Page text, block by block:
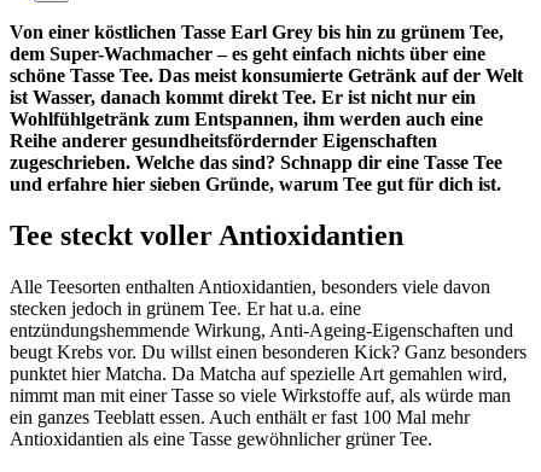
Von einer köstlichen Tasse Earl Grey bis hin zu grünem Tee,
dem Super-Wachmacher – es geht einfach nichts über eine
schöne Tasse Tee. Das meist konsumierte Getränk auf der Welt
ist Wasser, danach kommt direkt Tee. Er ist nicht nur ein
Wohlfühlgetränk zum Entspannen, ihm werden auch eine
Reihe anderer gesundheitsfördernder Eigenschaften
zugeschrieben. Welche das sind? Schnapp dir eine Tasse Tee
und erfahre hier sieben Gründe, warum Tee gut für dich ist.
Tee steckt voller Antioxidantien
Alle Teesorten enthalten Antioxidantien, besonders viele davon
stecken jedoch in grünem Tee. Er hat u.a. eine
entzündungshemmende Wirkung, Anti-Ageing-Eigenschaften und
beugt Krebs vor. Du willst einen besonderen Kick? Ganz besonders
punktet hier Matcha. Da Matcha auf spezielle Art gemahlen wird,
nimmt man mit einer Tasse so viele Wirkstoffe auf, als würde man
ein ganzes Teeblatt essen. Auch enthält er fast 100 Mal mehr
Antioxidantien als eine Tasse gewöhnlicher grüner Tee.